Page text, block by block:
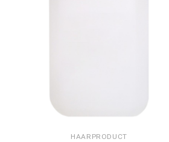
HAARPRODUCT